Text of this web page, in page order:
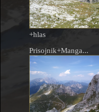
+hlas
Prisojnik+Manga...